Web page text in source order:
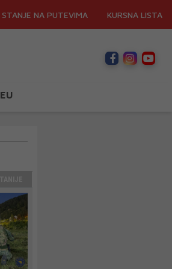
STANJE NA PUTEVIMA KURSNA LISTA
EU